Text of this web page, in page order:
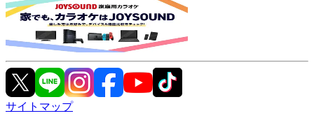
サイトマップ